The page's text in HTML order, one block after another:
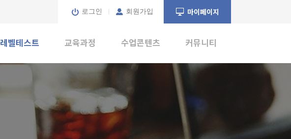
로그인 회원가입 마이페이지
레벨테스트 교육과정
교육과정
교육목표
수업콘텐츠
미드&영화
커뮤니티
수강후기
비포에프터챌린지